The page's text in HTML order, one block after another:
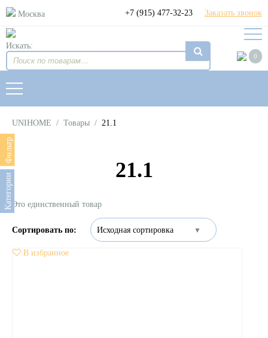
Москва +7 (915) 477-32-23 Заказать звонок
Искать:
0
UNIHOME / Товары / 21.1
Фильтр
Категории
21.1
Это единственный товар
В избранное